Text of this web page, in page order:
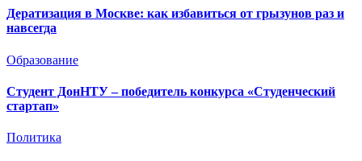
Дератизация в Москве: как избавиться от грызунов раз и
навсегда
Образование
Студент ДонНТУ – победитель конкурса «Студенческий
стартап»
Политика